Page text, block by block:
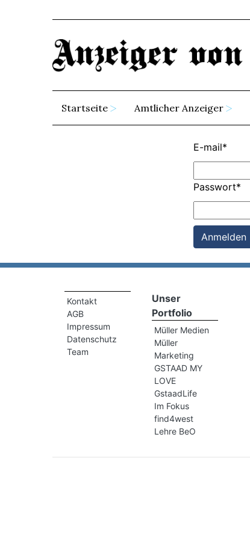
Startseite Amtlicher Anzeiger
E-mail*
Passwort*
Kontakt
AGB
Impressum
Datenschutz
Team
Unser
Portfolio
Müller Medien
Müller
Marketing
GSTAAD MY
LOVE
GstaadLife
Im Fokus
find4west
Lehre BeO